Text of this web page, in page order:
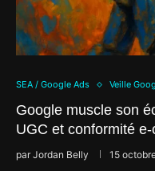
SEA / Google Ads Veille
Google muscle son
UGC et conformité
parJordan Belly 15